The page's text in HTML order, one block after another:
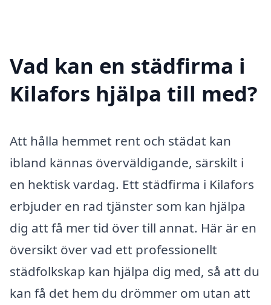
Vad kan en städfirma i
Kilafors hjälpa till med?
Att hålla hemmet rent och städat kan
ibland kännas överväldigande, särskilt i
en hektisk vardag. Ett städfirma i Kilafors
erbjuder en rad tjänster som kan hjälpa
dig att få mer tid över till annat. Här är en
översikt över vad ett professionellt
städfolkskap kan hjälpa dig med, så att du
kan få det hem du drömmer om utan att